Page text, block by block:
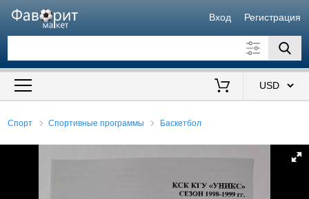
Вход Регистрация
Искать также в описании
Спорт Спортивные программы Баскетбол